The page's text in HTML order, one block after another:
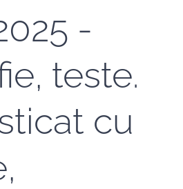
-
teste.
cu